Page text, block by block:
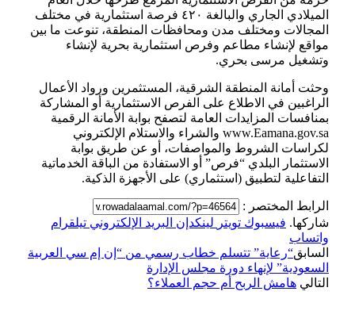
الميلادي الجاري والبالغة ٤٢٠ فرصة استثمارية في مختلف
المجالات ومختلف مدن ومحافظات المنطقة، تنوعت ما بين
مواقع لإنشاء مطاعم وفرص استثمارية بحرية لإنشاء
وتشغيل مرسى بحري.
وحثت أمانة المنطقة الشرقية، المستثمرين ورواد الأعمال
الراغبين في الاطلاع على الفرص الاستثمارية أو المشاركة
بمنافسات المزايدات العامة لتصفح بوابة الأمانة الرقمية
www.Eamana.gov.sa والشراء والاستلام الإلكتروني
لكراسات الشروط والمواصفات، أو عن طريق بوابة
الاستثمار البلدي “فرص” أو الاستفادة من الباقة الخدماتية
التفاعلية لتطبيق (استثماري) على الأجهزة الذكية.
الرابط المختصر :
شاركها. فيسبوك تويتر لينكدإن البريد الإلكتروني تيلقرام
واتساب
السابق“رعاية” تتسلم خطاب رسمي من “إن إم سي العربية
السعودية” لإنهاء دورة مجلس الإدارة
التالي هامش الربح أم حجم العملاء؟